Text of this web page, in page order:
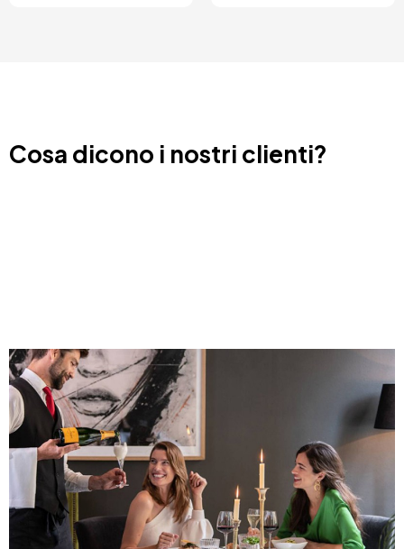
Cosa dicono i nostri clienti?